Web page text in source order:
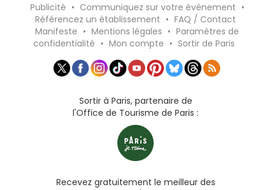
Publicité • Communiquez sur votre événement •
Référencez un établissement • FAQ / Contact
Manifeste • Mentions légales • Paramètres de
confidentialité • Mon compte • Sortir de Paris
Sortir à Paris, partenaire de
l'Office de Tourisme de Paris :
Recevez gratuitement le meilleur des